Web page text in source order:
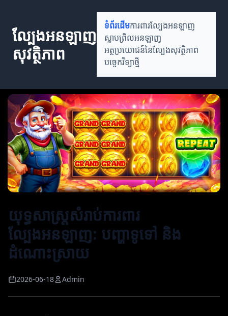
ល្បែងអនឡាញ
សុវត្ថិភាព
ទំព័រដើមការពារល្បែងអនឡាញ
ស្លាបព្រិលអនឡាញ
អត្ថប្រយោជន៍នៃល្បែងសុវត្ថិភាព
បច្ចេកវិទ្យាថ្មី
យុទ្ធសាស្ត្រសំរាប់ការពារ
ល្បែងអនឡាញ: បញ្ហាទូទៅ និង
ដំណោះស្រាយ
2026-06-18 Admin